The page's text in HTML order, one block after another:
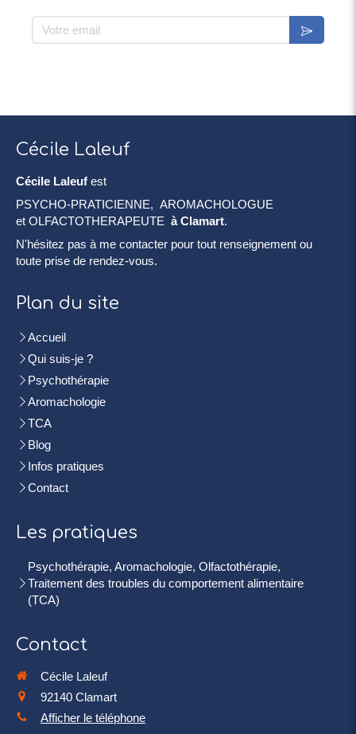
Votre email
Cécile Laleuf
Cécile Laleuf est
PSYCHO-PRATICIENNE, AROMACHOLOGUE
et OLFACTOTHERAPEUTE à Clamart.
N'hésitez pas à me contacter pour tout renseignement ou
toute prise de rendez-vous.
Plan du site
Accueil
Qui suis-je ?
Psychothérapie
Aromachologie
TCA
Blog
Infos pratiques
Contact
Les pratiques
Psychothérapie, Aromachologie, Olfactothérapie,
Traitement des troubles du comportement alimentaire
(TCA)
Contact
Cécile Laleuf
92140 Clamart
Afficher le téléphone